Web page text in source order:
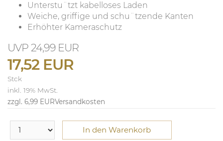
Unterstu¨tzt kabelloses Laden
Weiche, griffige und schu¨tzende Kanten
Erhöhter Kameraschutz
24,99 EUR
17,52 EUR
Stck
inkl. 19% MwSt.
zzgl. 6,99 EURVersandkosten
In den Warenkorb